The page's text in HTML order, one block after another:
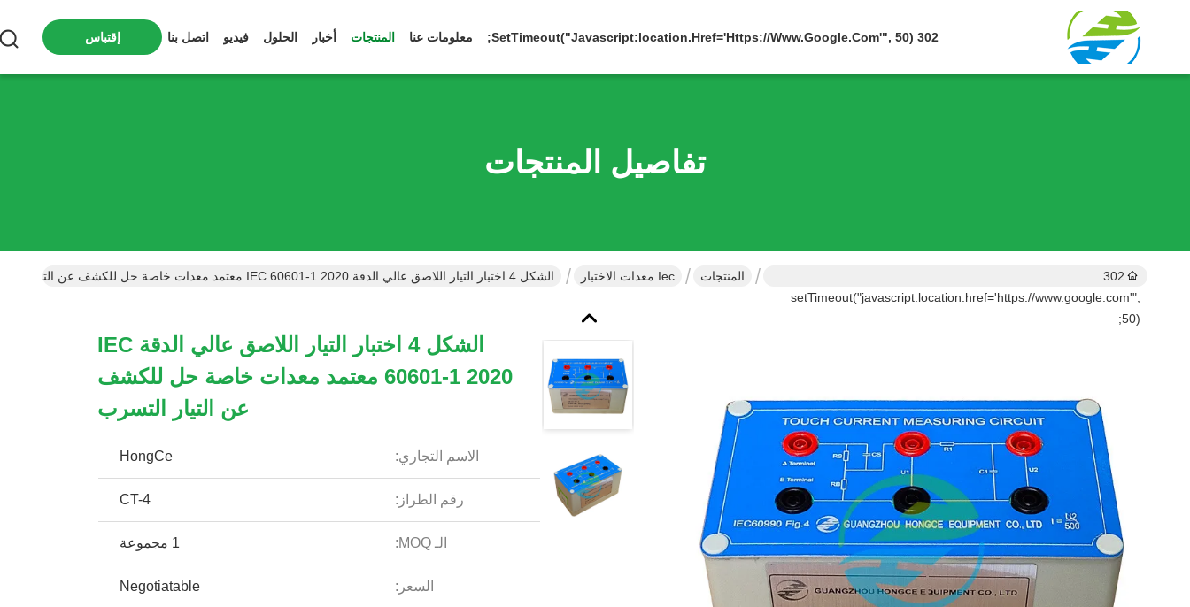
302 SetTimeout("javascript:location.href='https://www.google.com'", 50); معلومات عنا المنتجات أخبار الحلول فيديو اتصل بنا إقتباس
تفاصيل المنتجات
302
setTimeout("javascript:location.href='https://www.google.com'",
50);
المنتجات Iec معدات الاختبار الشكل 4 اختبار التيار اللاصق عالي الدقة IEC 60601-1 2020 معتمد معدات خاصة حل للكشف عن التيار التسرب
الشكل 4 اختبار التيار اللاصق عالي الدقة IEC
60601-1 2020 معتمد معدات خاصة حل للكشف
عن التيار التسرب
الاسم التجاري: HongCe
رقم الطراز: CT-4
الـ MOQ: 1 مجموعة
السعر: Negotiatable